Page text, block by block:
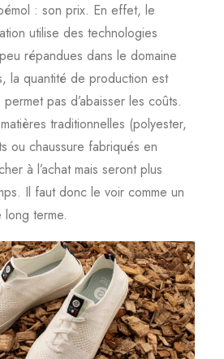
: son prix. En effet, le
utilise des technologies
répandues dans le domaine
la quantité de production est
pas d’abaisser les coûts.
traditionnelles (polyester,
ou chaussure fabriqués en
à l’achat mais seront plus
Il faut donc le voir comme un
long terme.